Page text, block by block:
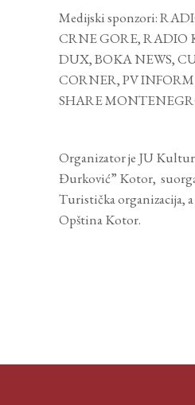
Medijski sponzori:
CRNE GORE, RADIO
DUX, BOKA NEWS,
CORNER, PV
SHARE
Organizator je JU
Đurković” Kotor,
Turistička organizacija,
Opština Kotor.